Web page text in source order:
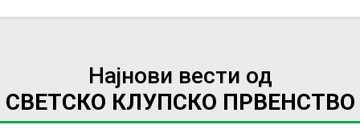
Најнови вести од
СВЕТСКО КЛУПСКО ПРВЕНСТВО